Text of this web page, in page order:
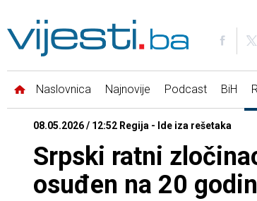
Naslovnica Najnovije Podcast BiH
08.05.2026 / 12:52 Regija - Ide iza rešetaka
Srpski ratni
osuđen na 20